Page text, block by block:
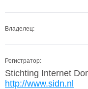
Владелец:
Регистратор:
Stichting Internet
http://www.sidn.nl